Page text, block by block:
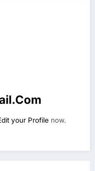
your Profile now.